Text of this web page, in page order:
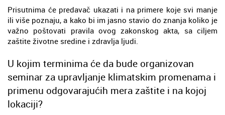
Prisutnima će predavač ukazati i na primere koje svi manje
ili više poznaju, a kako bi im jasno stavio do znanja koliko je
važno poštovati pravila ovog zakonskog akta, sa ciljem
zaštite životne sredine i zdravlja ljudi.
U kojim terminima će da bude organizovan
seminar za upravljanje klimatskim promenama i
primenu odgovarajućih mera zaštite i na kojoj
lokaciji?